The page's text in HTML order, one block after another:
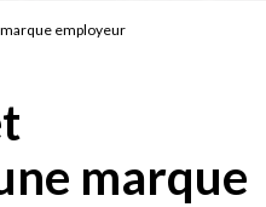
employeur
marque